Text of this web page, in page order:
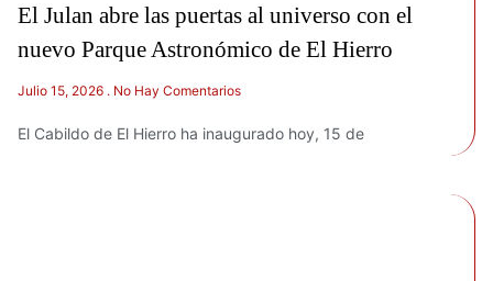
El Julan abre las puertas al universo con el
nuevo Parque Astronómico de El Hierro
Julio 15, 2026 No Hay Comentarios
El Cabildo de El Hierro ha inaugurado hoy, 15 de